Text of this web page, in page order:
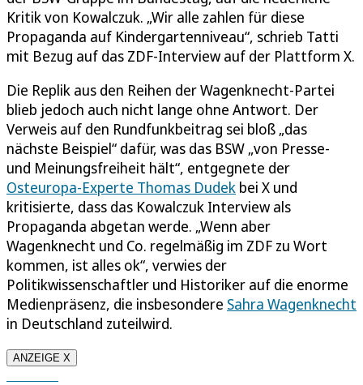
Kritik von Kowalczuk. „Wir alle zahlen für diese
Propaganda auf Kindergartenniveau“, schrieb Tatti
mit Bezug auf das ZDF-Interview auf der Plattform X.
Die Replik aus den Reihen der Wagenknecht-Partei
blieb jedoch auch nicht lange ohne Antwort. Der
Verweis auf den Rundfunkbeitrag sei bloß „das
nächste Beispiel“ dafür, was das BSW „von Presse-
und Meinungsfreiheit hält“, entgegnete der
Osteuropa-Experte Thomas Dudek bei X und
kritisierte, dass das Kowalczuk Interview als
Propaganda abgetan werde. „Wenn aber
Wagenknecht und Co. regelmäßig im ZDF zu Wort
kommen, ist alles ok“, verwies der
Politikwissenschaftler und Historiker auf die enorme
Medienpräsenz, die insbesondere Sahra Wagenknecht
in Deutschland zuteilwird.
ANZEIGE X